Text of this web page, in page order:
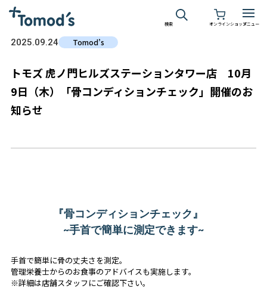
検索 オンラインショップメニュー
2025.09.24 Tomod’s
トモズ 虎ノ門ヒルズステーションタワー店 10月
9日（木）「骨コンディションチェック」開催のお
知らせ
『骨コンディションチェック』
~手首で簡単に測定できます~
手首で簡単に骨の丈夫さを測定。
管理栄養士からのお食事のアドバイスも実施します。
※詳細は店舗スタッフにご確認下さい。